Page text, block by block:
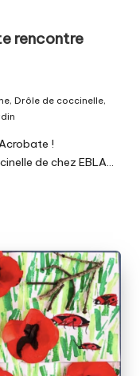
rencontre
,Drôle de coccinelle,
!
de chez EBLA…